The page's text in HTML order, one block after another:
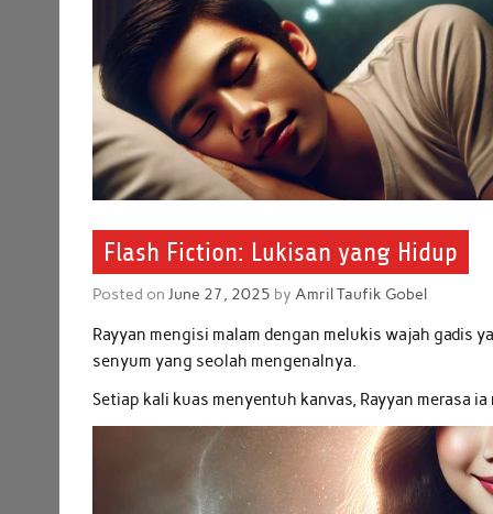
Flash Fiction: Lukisan yang Hidup
Posted onJune 27, 2025 byAmril Taufik Gobel
Rayyan mengisi malam dengan melukis wajah gadis
senyum yang seolah mengenalnya.
Setiap kali kuas menyentuh kanvas, Rayyan merasa